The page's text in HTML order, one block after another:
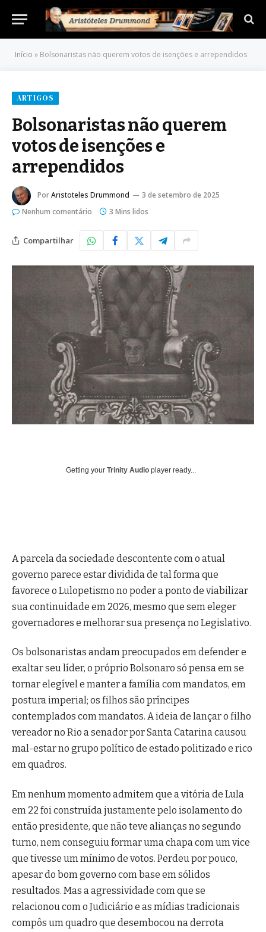
Início » Bolsonaristas não querem votos de isenções e arrependidos
ARTIGOS
Bolsonaristas não querem
votos de isenções e
arrependidos
PorAristoteles Drummond
3 de setembro de 2025
Nenhum comentário
3 Mins lidos
Compartilhar
Getting your Trinity Audio player ready...
A parcela da sociedade descontente com o atual
governo parece estar dividida de tal forma que
favorece o Lulopetismo no poder a ponto de viabilizar
sua continuidade em 2026, mesmo que sem eleger
governadores e melhorar sua presença no Legislativo.
Os bolsonaristas andam preocupados em defender e
exaltar seu líder, o próprio Bolsonaro só pensa em se
tornar elegível e manter a família com mandatos, em
postura imperial; os filhos são príncipes
contemplados com mandatos. A ideia de lançar o filho
vereador no Rio a senador por Santa Catarina causou
mal-estar no grupo político de estado politizado e rico
em quadros.
Em nenhum momento admitem que a vitória de Lula
em 22 foi construída justamente pelo isolamento do
então presidente, que não teve alianças no segundo
turno, nem conseguiu formar uma chapa com um vice
que tivesse um mínimo de votos. Perdeu por pouco,
apesar do bom governo com base em sólidos
resultados. Mas a agressividade com que se
relacionou com o Judiciário e as mídias tradicionais
compôs um quadro que desembocou na derrota